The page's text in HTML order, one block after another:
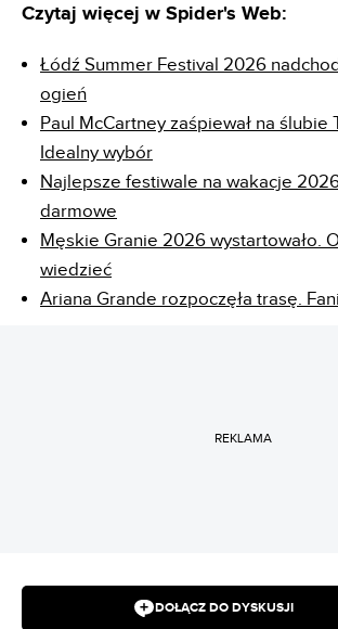
Czytaj więcej w Spider's Web:
Łódź Summer Festival 2026
ogień
Paul McCartney zaśpiewał na ślubie
Idealny wybór
Najlepsze festiwale na wakacje
darmowe
Męskie Granie 2026 wystartowało.
wiedzieć
Ariana Grande rozpoczęła trasę.
REKLAMA
DOŁĄCZ DO DYSKUSJI